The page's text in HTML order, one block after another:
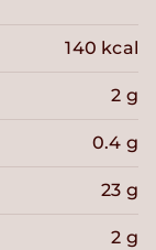
140 kcal
2 g
0.4 g
23 g
2 g